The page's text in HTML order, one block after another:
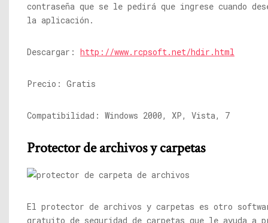
contraseña que se le pedirá que ingrese cuando
la aplicación.
Descargar: http://www.rcpsoft.net/hdir.html
Precio: Gratis
Compatibilidad: Windows 2000, XP, Vista, 7
Protector de archivos y carpetas
El protector de archivos y carpetas es otro
gratuito de seguridad de carpetas que le ayuda a